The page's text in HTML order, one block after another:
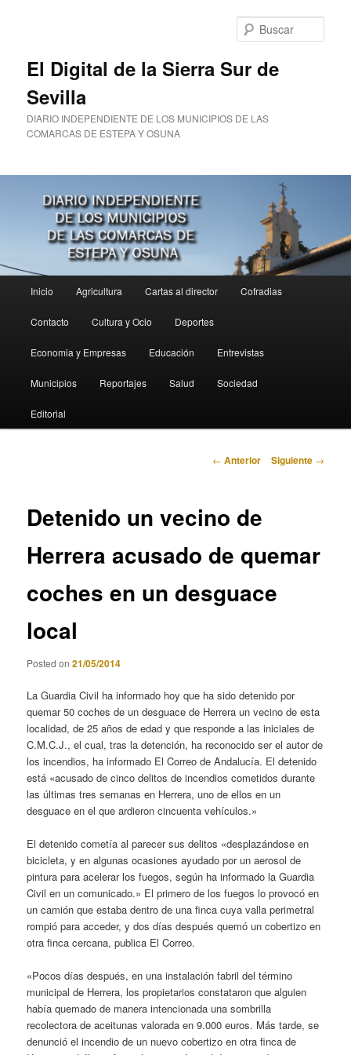
El Digital de la Sierra Sur de
Sevilla
DIARIO INDEPENDIENTE DE LOS MUNICIPIOS DE LAS
COMARCAS DE ESTEPA Y OSUNA
principal
Inicio Agricultura Cartas al director Cofradias
Contacto Cultura y Ocio Deportes
Economia y Empresas Educación Entrevistas
Municipios Reportajes Salud Sociedad
Editorial
Navegación
← Anterior Siguiente →
Detenido un vecino de
Herrera acusado de quemar
coches en un desguace
local
Posted on21/05/2014
La Guardia Civil ha informado hoy que ha sido detenido por
quemar 50 coches de un desguace de Herrera un vecino de esta
localidad, de 25 años de edad y que responde a las iniciales de
C.M.C.J., el cual, tras la detención, ha reconocido ser el autor de
los incendios, ha informado El Correo de Andalucía. El detenido
está «acusado de cinco delitos de incendios cometidos durante
las últimas tres semanas en Herrera, uno de ellos en un
desguace en el que ardieron cincuenta vehículos.»
El detenido cometía al parecer sus delitos «desplazándose en
bicicleta, y en algunas ocasiones ayudado por un aerosol de
pintura para acelerar los fuegos, según ha informado la Guardia
Civil en un comunicado.» El primero de los fuegos lo provocó en
un camión que estaba dentro de una finca cuya valla perimetral
rompió para acceder, y dos días después quemó un cobertizo en
otra finca cercana, publica El Correo.
«Pocos días después, en una instalación fabril del término
municipal de Herrera, los propietarios constataron que alguien
había quemado de manera intencionada una sombrilla
recolectora de aceitunas valorada en 9.000 euros. Más tarde, se
denunció el incendio de un nuevo cobertizo en otra finca de